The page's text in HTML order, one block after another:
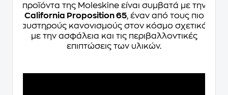
προϊόντα της Moleskine είναι συμβατά με την
California Proposition 65, έναν από τους πιο
αυστηρούς κανονισμούς στον κόσμο σχετικά
με την ασφάλεια και τις περιβαλλοντικές
επιπτώσεις των υλικών.